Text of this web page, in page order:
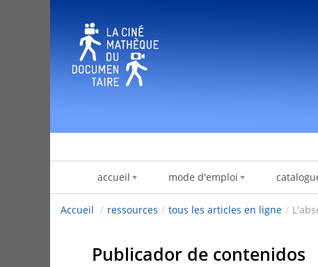
accueil mode d'emploi
Accueil / ressources / tous les articles en ligne /
Publicador de contenidos